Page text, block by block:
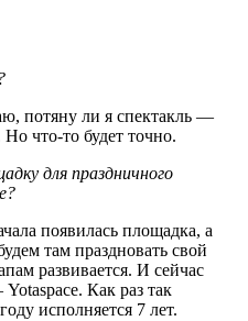
потяну ли я спектакль —
что-то будет точно.
для праздничного
появилась площадка, а
там праздновать свой
развивается. И сейчас
Как раз так
исполняется 7 лет.